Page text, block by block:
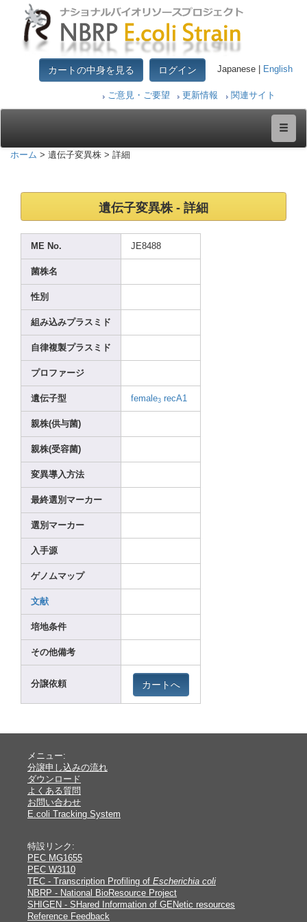
カートの中身を見る ログイン Japanese | English
ご意見・ご要望 更新情報 関連サイト
ホーム > 遺伝子変異株 > 詳細
遺伝子変異株 - 詳細
ME No. JE8488
菌株名
性別
組み込みプラスミド
自律複製プラスミド
プロファージ
遺伝子型 female3 recA1
親株(供与菌)
親株(受容菌)
変異導入方法
最終選別マーカー
選別マーカー
入手源
ゲノムマップ
文献
培地条件
その他備考
分譲依頼 カートへ
メニュー:
分譲申し込みの流れ
ダウンロード
よくある質問
お問い合わせ
E.coli Tracking System
特設リンク:
PEC MG1655
PEC W3110
TEC - Transcription Profiling of Escherichia coli
NBRP - National BioResource Project
SHIGEN - SHared Information of GENetic resources
Reference Feedback